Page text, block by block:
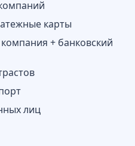
карты
+ банковский
лиц